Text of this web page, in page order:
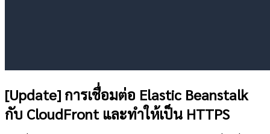
[Update] การเชื่อมต่อ Elastic Beanstalk
กับ CloudFront และทำให้เป็น HTTPS